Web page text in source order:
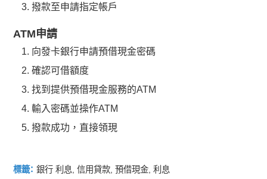
撥款至申請指定帳戶
ATM申請
向發卡銀行申請預借現金密碼
確認可借額度
找到提供預借現金服務的ATM
輸入密碼並操作ATM
撥款成功，直接領現
標籤： 銀行 利息,信用貸款,預借現金,利息